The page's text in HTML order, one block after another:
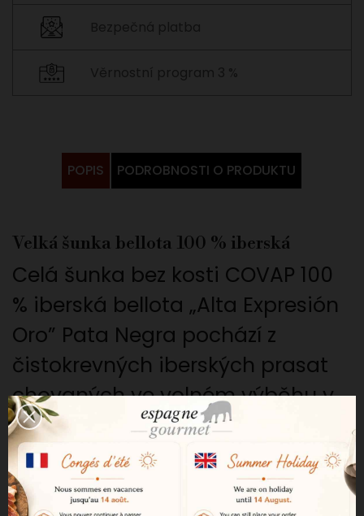
POPIS PODROBNOSTI O PRODUKTU
Velká šunka bellota 100 % iberská
Celá šunka bez kosti COVAP 100
% iberská bellota „Alta Expresión
Oro” Pata Negra pochází z
čistokrevných iberských prasat
chovaných ve volném výběhu v
dehesách DOP Valle de los
Pedroches v Andalusii. Tato
chráněná označení původu je